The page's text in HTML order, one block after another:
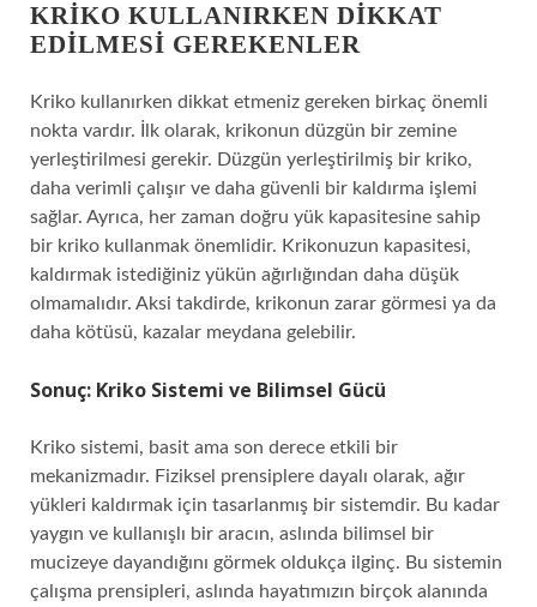
KRIKO KULLANIRKEN DIKKAT
EDILMESI GEREKENLER
Kriko kullanırken dikkat etmeniz gereken birkaç önemli
nokta vardır. İlk olarak, krikonun düzgün bir zemine
yerleştirilmesi gerekir. Düzgün yerleştirilmiş bir kriko,
daha verimli çalışır ve daha güvenli bir kaldırma işlemi
sağlar. Ayrıca, her zaman doğru yük kapasitesine sahip
bir kriko kullanmak önemlidir. Krikonuzun kapasitesi,
kaldırmak istediğiniz yükün ağırlığından daha düşük
olmamalıdır. Aksi takdirde, krikonun zarar görmesi ya da
daha kötüsü, kazalar meydana gelebilir.
Sonuç: Kriko Sistemi ve Bilimsel Gücü
Kriko sistemi, basit ama son derece etkili bir
mekanizmadır. Fiziksel prensiplere dayalı olarak, ağır
yükleri kaldırmak için tasarlanmış bir sistemdir. Bu kadar
yaygın ve kullanışlı bir aracın, aslında bilimsel bir
mucizeye dayandığını görmek oldukça ilginç. Bu sistemin
çalışma prensipleri, aslında hayatımızın birçok alanında